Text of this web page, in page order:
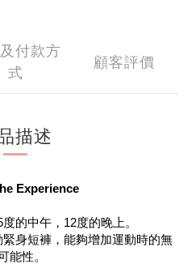
付款方
式
顧客評價
描述
Experience
的中午，12度的晚上。
身短褲，能夠增加運動時的無
能性。